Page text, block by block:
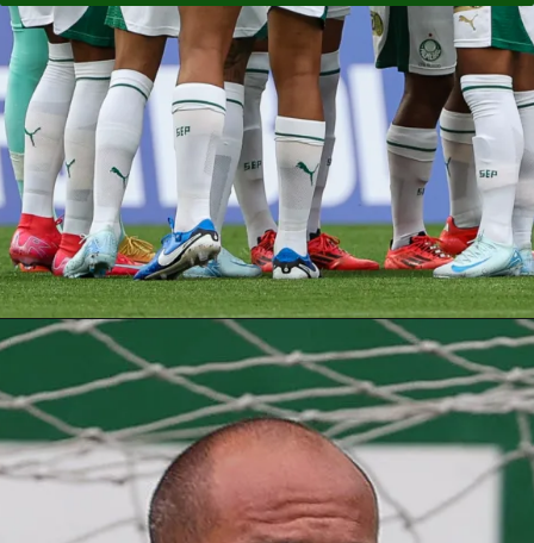
Opening https://nossopalestra.com.br/categorias-de-base/modificado-palmeiras-sofre-empate-no-fim-mas-garante-lideranca-na-copinha/